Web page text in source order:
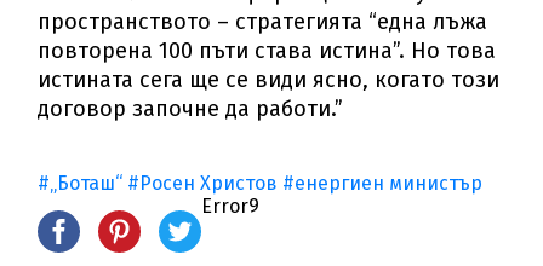
пространството – стратегията “една лъжа
повторена 100 пъти става истина”. Но това
истината сега ще се види ясно, когато този
договор започне да работи.”
#„Боташ“ #Росен Христов #енергиен министър
Error9